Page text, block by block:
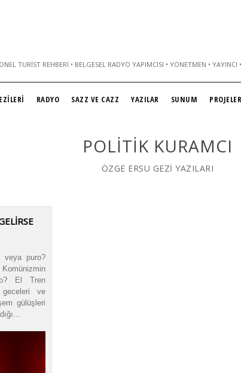
TURIST REHBERI • BELGESEL RADYO YAPIMCISI • YÖNETMEN •
RADYO SAZZ VE CAZZ YAZILAR SUNUM PROJELER
POLITIK KURAMCI
ÖZGE ERSU GEZİ YAZILARI
veya puro?
El Tren
ve
gülüşleri